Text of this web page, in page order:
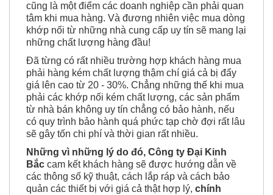
cũng là một điểm các doanh nghiệp cần phải quan
tâm khi mua hàng. Và đương nhiên việc mua dòng
khớp nối từ những nhà cung cấp uy tín sẽ mang lại
những chất lượng hàng đầu!
Đã từng có rất nhiều trường hợp khách hàng mua
phải hàng kém chất lượng thậm chí giá cả bị đẩy
giá lên cao từ 20 - 30%. Chẳng những thế khi mua
phải các khớp nối kém chất lượng, các sản phẩm
từ nhà bán không uy tín chẳng có bảo hành, nếu
có quy trình bảo hành quá phức tạp chờ đợi rất lâu
sẽ gây tốn chi phí và thời gian rất nhiều.
Những vì những lý do đó, Công ty Đại Kinh
Bắc cam kết khách hàng sẽ được hướng dẫn về
các thông số kỹ thuật, cách lắp ráp và cách bảo
quản các thiết bị với giá cả thật hợp lý, chính